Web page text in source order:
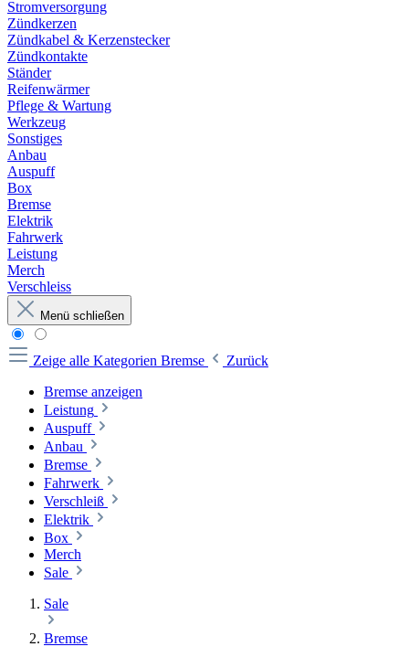
Stromversorgung
Zündkerzen
Zündkabel & Kerzenstecker
Zündkontakte
Ständer
Reifenwärmer
Pflege & Wartung
Werkzeug
Sonstiges
Anbau
Auspuff
Box
Bremse
Elektrik
Fahrwerk
Leistung
Merch
Verschleiss
Menü schließen
Zeige alle Kategorien Bremse
Zurück
Bremse anzeigen
Leistung
Auspuff
Anbau
Bremse
Fahrwerk
Verschleiß
Elektrik
Box
Merch
Sale
Sale
Bremse